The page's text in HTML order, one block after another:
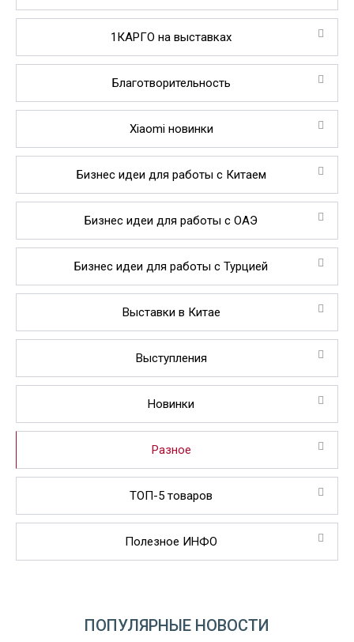
1КАРГО на выставках
Благотворительность
Xiaomi новинки
Бизнес идеи для работы с Китаем
Бизнес идеи для работы с ОАЭ
Бизнес идеи для работы с Турцией
Выставки в Китае
Выступления
Новинки
Разное
ТОП-5 товаров
Полезное ИНФО
ПОПУЛЯРНЫЕ НОВОСТИ